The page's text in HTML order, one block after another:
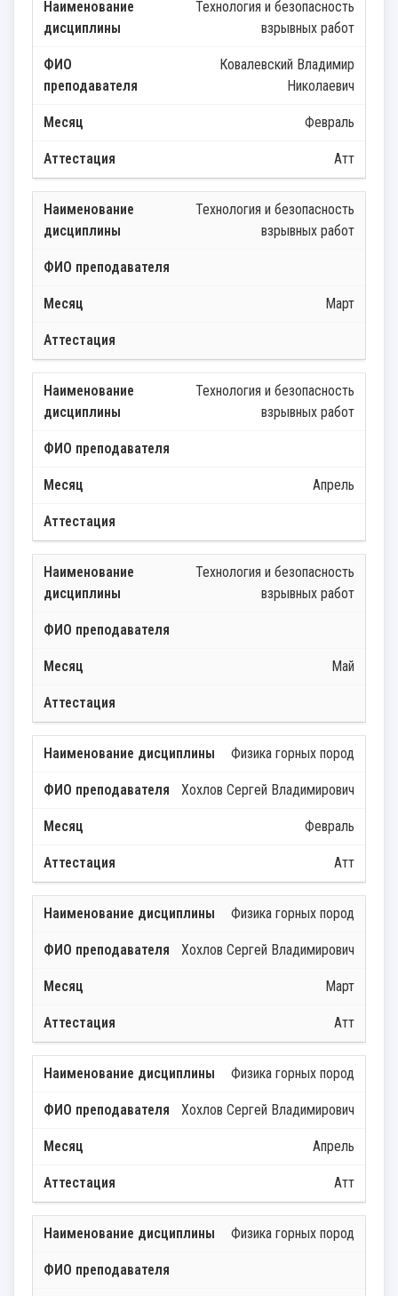
Технология и безопасность
взрывных работ
Ковалевский Владимир
Николаевич
Февраль
Атт
Технология и безопасность
взрывных работ
Март
Технология и безопасность
взрывных работ
Апрель
Технология и безопасность
взрывных работ
Май
Физика горных пород
Хохлов Сергей Владимирович
Февраль
Атт
Физика горных пород
Хохлов Сергей Владимирович
Март
Атт
Физика горных пород
Хохлов Сергей Владимирович
Апрель
Атт
Физика горных пород